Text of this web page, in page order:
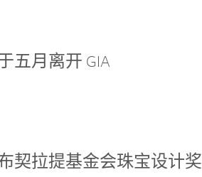
五月离开 GIA
契拉提基金会珠宝设计奖